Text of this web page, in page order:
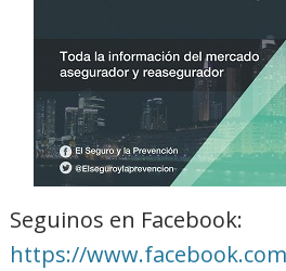
Seguinos en Facebook:
https://